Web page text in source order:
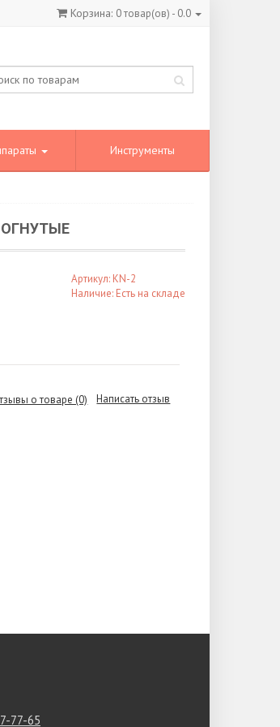
Корзина: 0товар(ов) - 0.0
Инструменты
Артикул: KN-2
Наличие: Есть на складе
о товаре (0) Написать отзыв
77-65